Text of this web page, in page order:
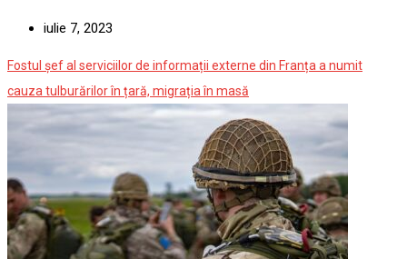
iulie 7, 2023
Fostul șef al serviciilor de informații externe din Franța a numit
cauza tulburărilor în țară, migrația în masă